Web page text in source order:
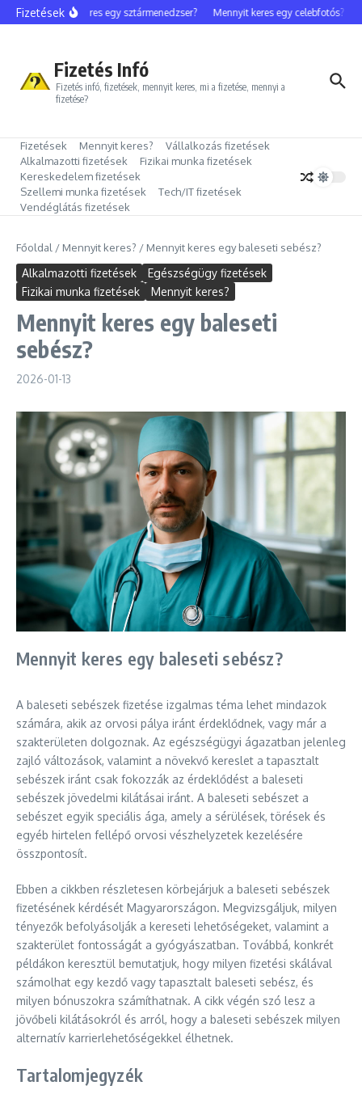
Ugrás a tartalomhoz
Fizetések
Mennyit keres egy sztármenedzser? Mennyit keres egy celebfotós?
Fizetés Infó
Fizetés infó, fizetések, mennyit keres, mi a fizetése, mennyi a
fizetése?
Fizetések Mennyit keres?
Vállalkozás fizetések
Alkalmazotti fizetések
Fizikai munka fizetések
Kereskedelem fizetések
Szellemi munka fizetések
Tech/IT fizetések
Vendéglátás fizetések
Főoldal / Mennyit keres? / Mennyit keres egy baleseti sebész?
Alkalmazotti fizetések
Egészségügy fizetések
Fizikai munka fizetések
Mennyit keres?
Mennyit keres egy baleseti
sebész?
2026-01-13
Mennyit keres egy baleseti sebész?
A baleseti sebészek fizetése izgalmas téma lehet mindazok
számára, akik az orvosi pálya iránt érdeklődnek, vagy már a
szakterületen dolgoznak. Az egészségügyi ágazatban jelenleg
zajló változások, valamint a növekvő kereslet a tapasztalt
sebészek iránt csak fokozzák az érdeklődést a baleseti
sebészek jövedelmi kilátásai iránt. A baleseti sebészet a
sebészet egyik speciális ága, amely a sérülések, törések és
egyéb hirtelen fellépő orvosi vészhelyzetek kezelésére
összpontosít.
Ebben a cikkben részletesen körbejárjuk a baleseti sebészek
fizetésének kérdését Magyarországon. Megvizsgáljuk, milyen
tényezők befolyásolják a kereseti lehetőségeket, valamint a
szakterület fontosságát a gyógyászatban. Továbbá, konkrét
példákon keresztül bemutatjuk, hogy milyen fizetési skálával
számolhat egy kezdő vagy tapasztalt baleseti sebész, és
milyen bónuszokra számíthatnak. A cikk végén szó lesz a
jövőbeli kilátásokról és arról, hogy a baleseti sebészek milyen
alternatív karrierlehetőségekkel élhetnek.
Tartalomjegyzék